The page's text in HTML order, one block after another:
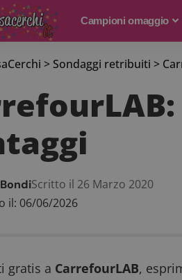
Campioni omaggio
>Sondaggi retribuiti >
il: 06/06/2026
Scritto il 26 Marzo 2020
gratis a CarrefourLAB,